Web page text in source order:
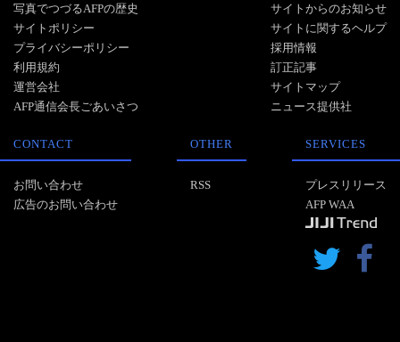
写真でつづるAFPの歴史
サイトポリシー
プライバシーポリシー
利用規約
運営会社
AFP通信会長ごあいさつ
サイトからのお知らせ
サイトに関するヘルプ
採用情報
訂正記事
サイトマップ
ニュース提供社
CONTACT
お問い合わせ
広告のお問い合わせ
OTHER
RSS
SERVICES
プレスリリース
AFP WAA